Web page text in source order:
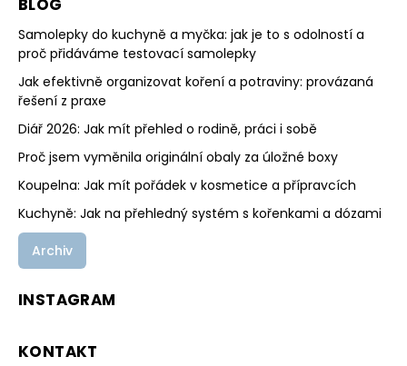
BLOG
Samolepky do kuchyně a myčka: jak je to s odolností a
proč přidáváme testovací samolepky
Jak efektivně organizovat koření a potraviny: provázaná
řešení z praxe
Diář 2026: Jak mít přehled o rodině, práci i sobě
Proč jsem vyměnila originální obaly za úložné boxy
Koupelna: Jak mít pořádek v kosmetice a přípravcích
Kuchyně: Jak na přehledný systém s kořenkami a dózami
Archiv
INSTAGRAM
KONTAKT